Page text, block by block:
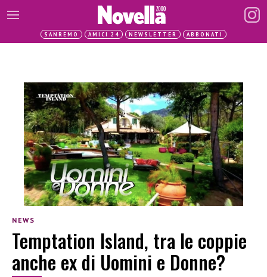
SANREMO AMICI 24 NEWSLETTER ABBONATI
NEWS
Temptation Island, tra le coppie
anche ex di Uomini e Donne?